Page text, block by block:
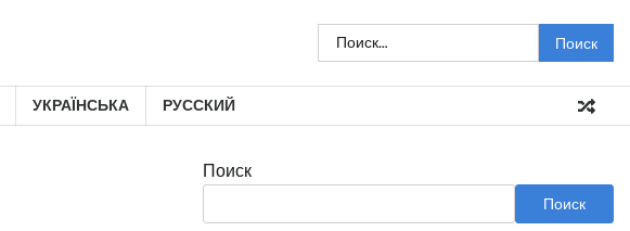
Найти:
УКРАЇНСЬКА РУССКИЙ
Поиск
Поиск